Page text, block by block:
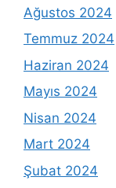
Ağustos 2024
Temmuz 2024
Haziran 2024
Mayıs 2024
Nisan 2024
Mart 2024
Şubat 2024